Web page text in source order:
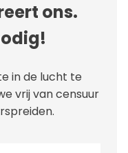
ons.
in de lucht te
vrij van censuur